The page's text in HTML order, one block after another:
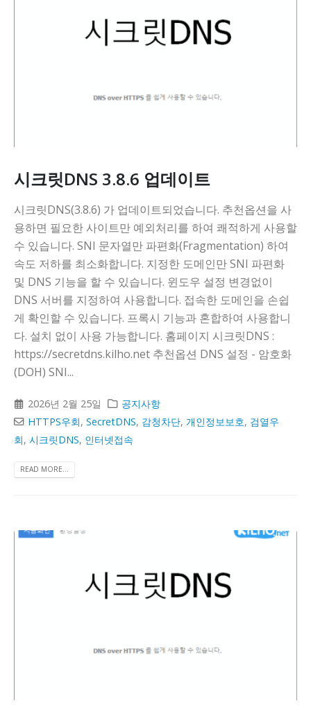
시크릿DNS 3.8.6 업데이트
시크릿DNS(3.8.6) 가 업데이트되었습니다. 추천옵션을 사
용하면 필요한 사이트만 예외처리를 하여 쾌적하게 사용할
수 있습니다. SNI 문자열만 파편화(Fragmentation) 하여
속도 저하를 최소화합니다. 지정한 도메인만 SNI 파편화
및 DNS 기능을 할 수 있습니다. 윈도우 설정 변경없이
DNS 서버를 지정하여 사용합니다. 접속한 도메인을 손쉽
게 확인할 수 있습니다. 프록시 기능과 혼합하여 사용합니
다. 설치 없이 사용 가능합니다. 홈페이지 시크릿DNS :
https://secretdns.kilho.net 추천옵션 DNS 설정 - 암호화
(DOH) SNI...
2026년 2월 25일
공지사항
HTTPS우회,SecretDNS, 감청차단, 개인정보보호, 검열우
회, 시크릿DNS, 인터넷접속
READ MORE...